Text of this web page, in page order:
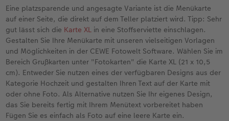
Eine platzsparende und angesagte Variante ist die Menükarte
auf einer Seite, die direkt auf dem Teller platziert wird. Tipp: Sehr
gut lässt sich die Karte XL in eine Stoffserviette einschlagen.
Gestalten Sie Ihre Menükarte mit unseren vielseitigen Vorlagen
und Möglichkeiten in der CEWE Fotowelt Software. Wählen Sie im
Bereich Grußkarten unter "Fotokarten" die Karte XL (21 x 10,5
cm). Entweder Sie nutzen eines der verfügbaren Designs aus der
Kategorie Hochzeit und gestalten Ihren Text auf der Karte mit
oder ohne Foto. Als Alternative nutzen Sie Ihr eigenes Design,
das Sie bereits fertig mit Ihrem Menütext vorbereitet haben
Fügen Sie es einfach als Foto auf eine leere Karte ein.